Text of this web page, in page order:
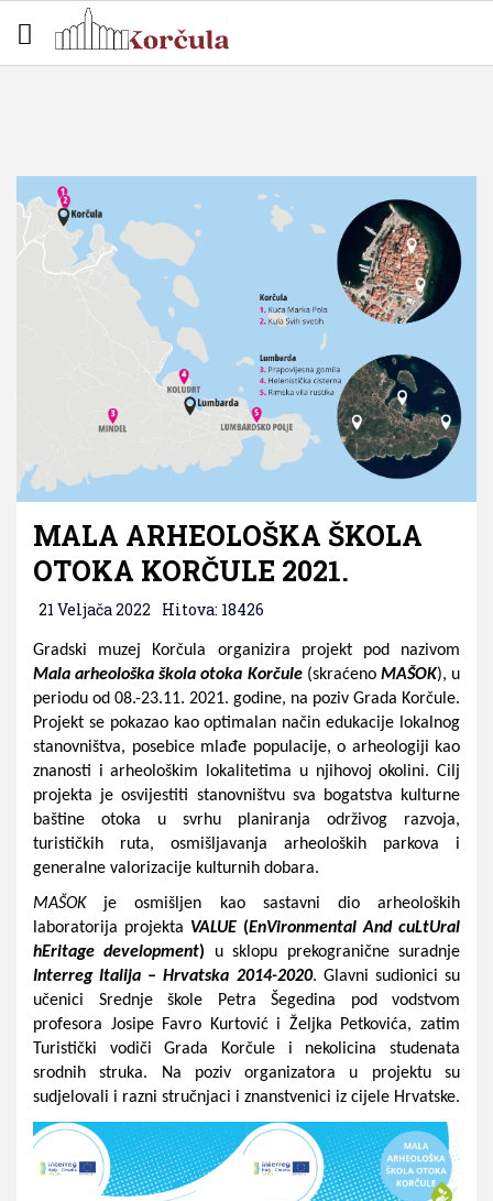
MALA ARHEOLOŠKA ŠKOLA
OTOKA KORČULE 2021.
21 Veljača 2022 Hitova: 18426
Mala arheološka škola otoka Korčule (skraćeno MAŠOK), u
periodu od 08.-23.11. 2021. godine, na poziv Grada Korčule.
Projekt se pokazao kao optimalan način edukacije lokalnog
stanovništva, posebice mlađe populacije, o arheologiji kao
znanosti i arheološkim lokalitetima u njihovoj okolini. Cilj
projekta je osvijestiti stanovništvu sva bogatstva kulturne
baštine otoka u svrhu planiranja održivog razvoja,
turističkih ruta, osmišljavanja arheoloških parkova i
generalne valorizacije kulturnih dobara.
MAŠOK je osmišljen kao sastavni dio arheoloških
laboratorija projekta VALUE (EnVironmental And cuLtUral
hEritage development)
Interreg Italija – Hrvatska 2014-2020. Glavni sudionici su
učenici Srednje škole Petra Šegedina pod vodstvom
profesora Josipe Favro Kurtović i Željka Petkovića, zatim
Turistički vodiči Grada Korčule i nekolicina studenata
srodnih struka. Na poziv organizatora u projektu su
sudjelovali i razni stručnjaci i znanstvenici iz cijele Hrvatske.